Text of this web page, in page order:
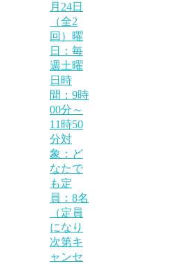
月24日
（全2
回）曜
日：毎
週土曜
日時
間：9時
00分～
11時50
分対
象：ど
なたで
も定
員：8名
（定員
になり
次第キ
ャンセ